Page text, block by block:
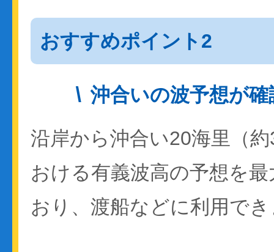
おすすめポイント2
沖合いの波予想が
沿岸から沖合い20海里（
おける有義波高の予想を
おり、渡船などに利用で